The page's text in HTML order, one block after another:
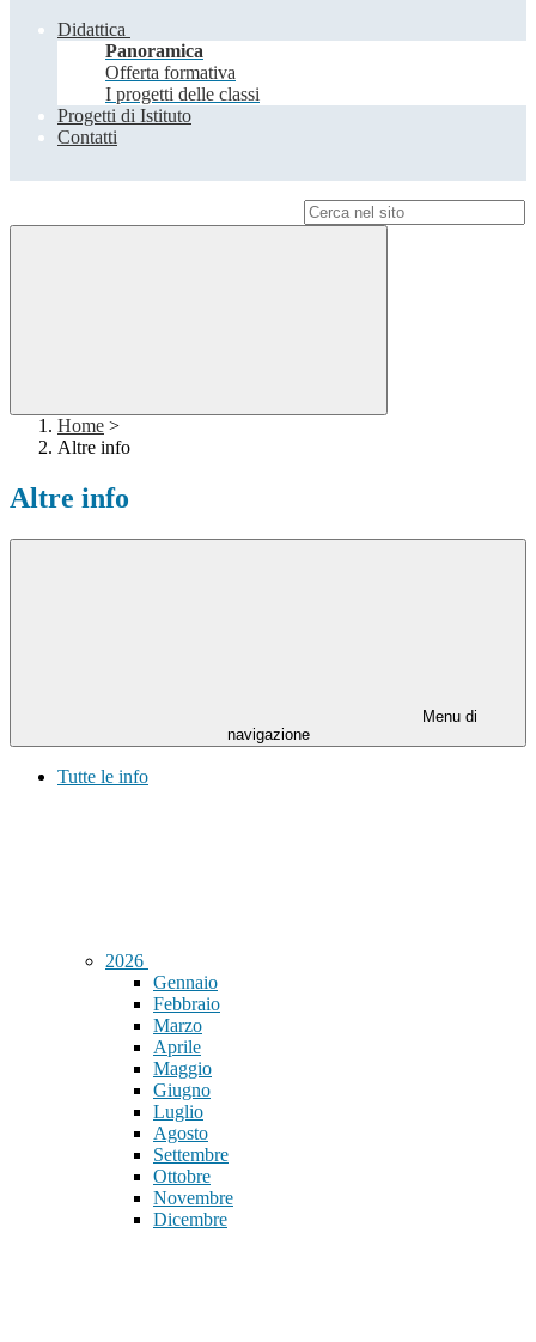
Didattica
Panoramica
Offerta formativa
I progetti delle classi
Progetti di Istituto
Contatti
Home >
Altre info
Altre info
Menu di
navigazione
Tutte le info
2026
Gennaio
Febbraio
Marzo
Aprile
Maggio
Giugno
Luglio
Agosto
Settembre
Ottobre
Novembre
Dicembre